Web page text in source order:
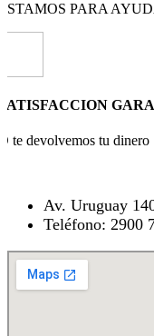
PARA
te devolvemos tu dinero
Av. Uruguay
Teléfono: 2900